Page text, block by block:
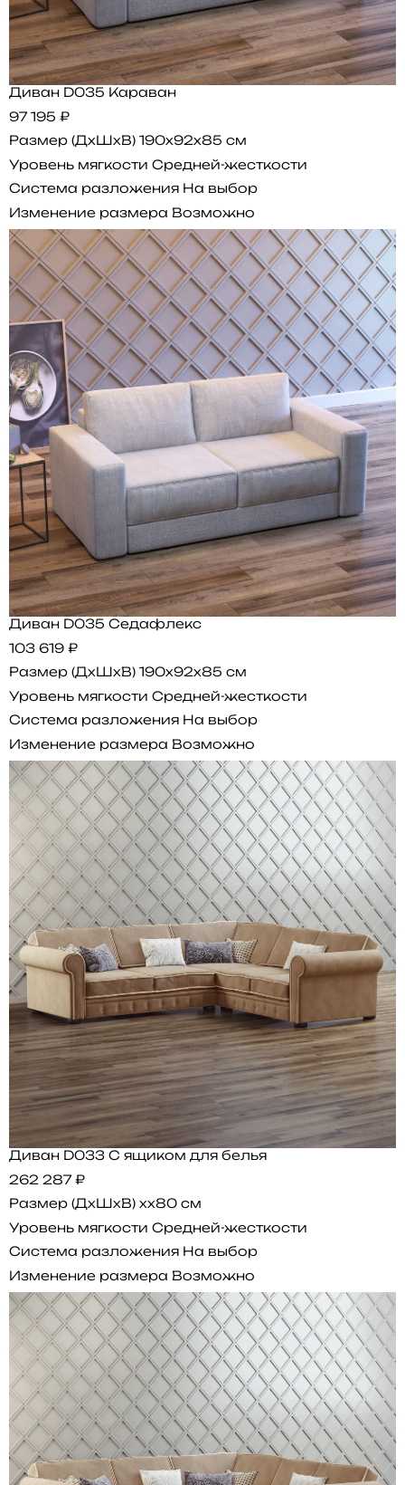
Диван D035 Караван
97 195 ₽
Размер (ДхШхВ) 190x92x85 см
Уровень мягкости Средней-жесткости
Система разложения На выбор
Изменение размера Возможно
Диван D035 Седафлекс
103 619 ₽
Размер (ДхШхВ) 190x92x85 см
Уровень мягкости Средней-жесткости
Система разложения На выбор
Изменение размера Возможно
Диван D033 С ящиком для белья
262 287 ₽
Размер (ДхШхВ) xx80 см
Уровень мягкости Средней-жесткости
Система разложения На выбор
Изменение размера Возможно